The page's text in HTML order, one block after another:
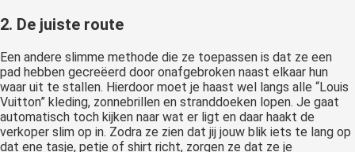
2. De juiste route
Een andere slimme methode die ze toepassen is dat ze een
pad hebben gecreëerd door onafgebroken naast elkaar hun
waar uit te stallen. Hierdoor moet je haast wel langs alle “Louis
Vuitton” kleding, zonnebrillen en stranddoeken lopen. Je gaat
automatisch toch kijken naar wat er ligt en daar haakt de
verkoper slim op in. Zodra ze zien dat jij jouw blik iets te lang op
dat ene tasje, petje of shirt richt, zorgen ze dat ze je